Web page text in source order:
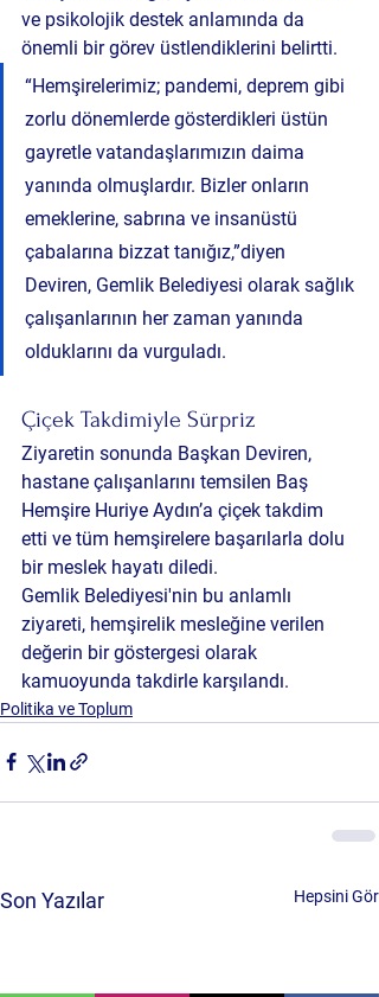
ve psikolojik destek anlamında da
önemli bir görev üstlendiklerini belirtti.
“Hemşirelerimiz; pandemi, deprem gibi
zorlu dönemlerde gösterdikleri üstün
gayretle vatandaşlarımızın daima
yanında olmuşlardır. Bizler onların
emeklerine, sabrına ve insanüstü
çabalarına bizzat tanığız,”diyen
Deviren, Gemlik Belediyesi olarak sağlık
çalışanlarının her zaman yanında
olduklarını da vurguladı.
Çiçek Takdimiyle Sürpriz
Ziyaretin sonunda Başkan Deviren,
hastane çalışanlarını temsilen Baş
Hemşire Huriye Aydın’a çiçek takdim
etti ve tüm hemşirelere başarılarla dolu
bir meslek hayatı diledi.
Gemlik Belediyesi'nin bu anlamlı
ziyareti, hemşirelik mesleğine verilen
değerin bir göstergesi olarak
kamuoyunda takdirle karşılandı.
Politika ve Toplum
Son Yazılar Hepsini Gör